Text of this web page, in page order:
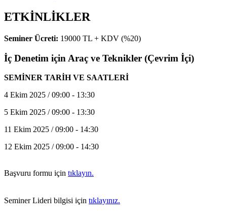
ETKİNLİKLER
Seminer Ücreti: 19000 TL + KDV (%20)
İç Denetim için Araç ve Teknikler (Çevrim İçi)
SEMİNER TARİH VE SAATLERİ
4 Ekim 2025 / 09:00 - 13:30
5 Ekim 2025 / 09:00 - 13:30
11 Ekim 2025 / 09:00 - 14:30
12 Ekim 2025 / 09:00 - 14:30
Başvuru formu için tıklayın.
Seminer Lideri bilgisi için tıklayınız.